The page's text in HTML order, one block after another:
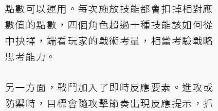
點數可以運用。每次施放技能都會扣掉相對應
數值的點數，四個角色超過十種技能該如何從
中抉擇，端看玩家的戰術考量，相當考驗戰略
思考能力。
另一方面，戰鬥加入了即時反應要素。進攻或
防禦時，目標會隨攻擊節奏出現反應提示，抓